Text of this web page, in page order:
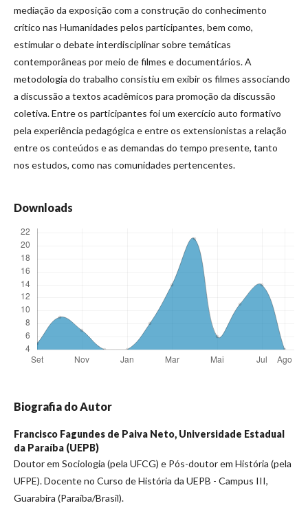
mediação da exposição com a construção do conhecimento
crítico nas Humanidades pelos participantes, bem como,
estimular o debate interdisciplinar sobre temáticas
contemporâneas por meio de filmes e documentários. A
metodologia do trabalho consistiu em exibir os filmes associando
a discussão a textos acadêmicos para promoção da discussão
coletiva. Entre os participantes foi um exercício auto formativo
pela experiência pedagógica e entre os extensionistas a relação
entre os conteúdos e as demandas do tempo presente, tanto
nos estudos, como nas comunidades pertencentes.
Downloads
Biografia do Autor
Francisco Fagundes de Paiva Neto, Universidade Estadual
da Paraíba (UEPB)
Doutor em Sociologia (pela UFCG) e Pós-doutor em História (pela
UFPE). Docente no Curso de História da UEPB - Campus III,
Guarabira (Paraíba/Brasil).